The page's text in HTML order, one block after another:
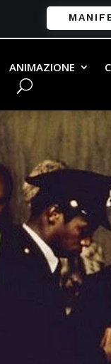
ANIMAZIONE
Mar 14, 2017